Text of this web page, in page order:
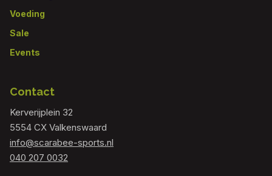
Voeding
Sale
Events
Contact
Kerverijplein 32
5554 CX Valkenswaard
info@scarabee-sports.nl
040 207 0032